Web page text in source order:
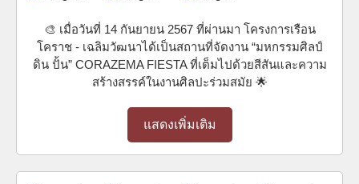
🎨 เมื่อวันที่ 14 กันยายน 2567 ที่ผ่านมา โครงการเรือน
โคราช - เฉลิมวัฒนาได้เป็นสถานที่จัดงาน “มหกรรมศิลป์
ดิน ปั้น” CORAZEMA FIESTA ที่เต็มไปด้วยสีสันและความ
สร้างสรรค์ในงานศิลปะร่วมสมัย 🌟
แสดงเพิ่มเติม